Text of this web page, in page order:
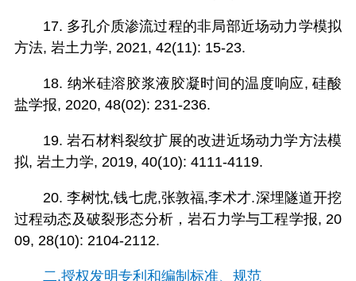
17. 多孔介质渗流过程的非局部近场动力学模拟
方法, 岩土力学, 2021, 42(11): 15-23.
18. 纳米硅溶胶浆液胶凝时间的温度响应, 硅酸
盐学报, 2020, 48(02): 231-236.
19. 岩石材料裂纹扩展的改进近场动力学方法模
拟, 岩土力学, 2019, 40(10): 4111-4119.
20. 李树忱,钱七虎,张敦福,李术才.深埋隧道开挖
过程动态及破裂形态分析，岩石力学与工程学报, 20
09, 28(10): 2104-2112.
二.授权发明专利和编制标准、规范